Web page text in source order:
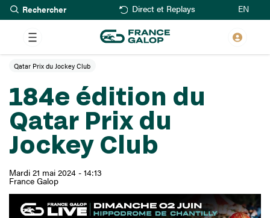
Aller
au
contenu
principal
Rechercher Direct et Replays EN
184e édition du
Qatar Prix du
Jockey Club
Mardi 21 mai 2024 - 14:13
France Galop
Qatar Prix du Jockey Club